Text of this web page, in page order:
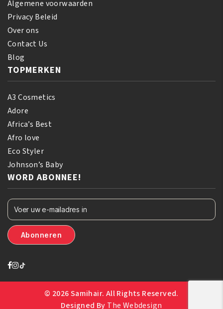
Algemene voorwaarden
Privacy Beleid
Over ons
Contact Us
Blog
TOPMERKEN
A3 Cosmetics
Adore
Africa’s Best
Afro love
Eco Styler
Johnson’s Baby
WORD ABONNEE!
© 2026 Samihair. All Rights Reserved.
Designed By The Webdesign